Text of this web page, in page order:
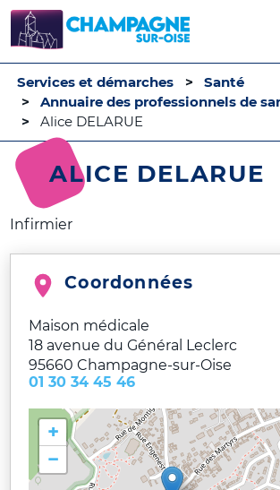
principal
Services et démarches
Santé
Annuaire des professionnels de
Alice DELARUE
ALICE DELARUE
Infirmier
Coordonnées
Maison médicale
18 avenue du Général Leclerc
95660 Champagne-sur-Oise
01 30 34 45 46
+
−